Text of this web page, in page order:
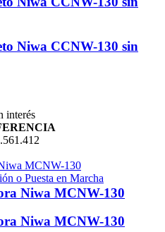
Niwa CCNW-130 sin
interés
Niwa MCNW-130
Niwa MCNW-130